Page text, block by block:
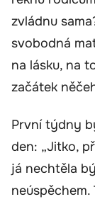
zvládnu
svobodná
na lásku, na
začátek
První týdny
den: „Jitko,
já nechtěla